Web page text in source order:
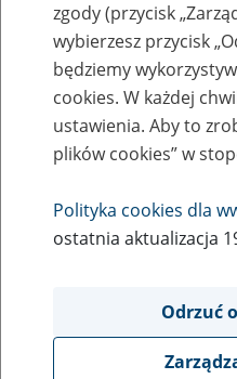
Zaproś ZUS do
eZUS w siedzibie
Rodzaj wydarzenia
Szkolenia
Obszar merytoryczny
obsługa klientów
zgody (przycisk
wybierzesz przycisk
będziemy
cookies. W każdej
ustawienia. Aby to
plików cookies” w
Polityka cookies dla
ostatnia aktualizacja
Odrzuć